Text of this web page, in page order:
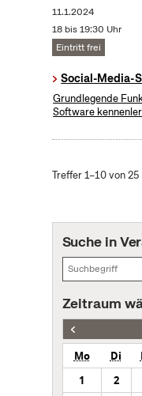
11.1.2024
18 bis 19:30 Uhr
Eintritt frei
Social-Media-
Grundlegende
Software
Treffer 1–10 von 25
Suche in
Zeitraum
Mo Di
1
2